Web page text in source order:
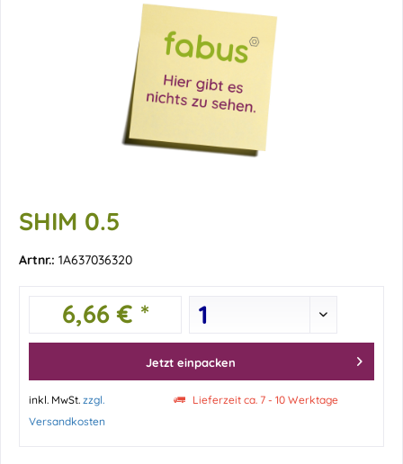
SHIM 0.5
Artnr.: 1A637036320
6,66 € *
Jetzt einpacken
inkl. MwSt. zzgl.
Versandkosten
Lieferzeit ca. 7 - 10 Werktage